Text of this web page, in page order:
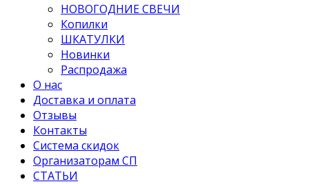
НОВОГОДНИЕ СВЕЧИ
Копилки
ШКАТУЛКИ
Новинки
Распродажа
О нас
Доставка и оплата
Отзывы
Контакты
Система скидок
Организаторам СП
СТАТЬИ